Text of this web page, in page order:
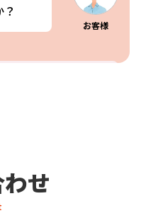
お客様
ない無地の状態で
けるものとなって
せ